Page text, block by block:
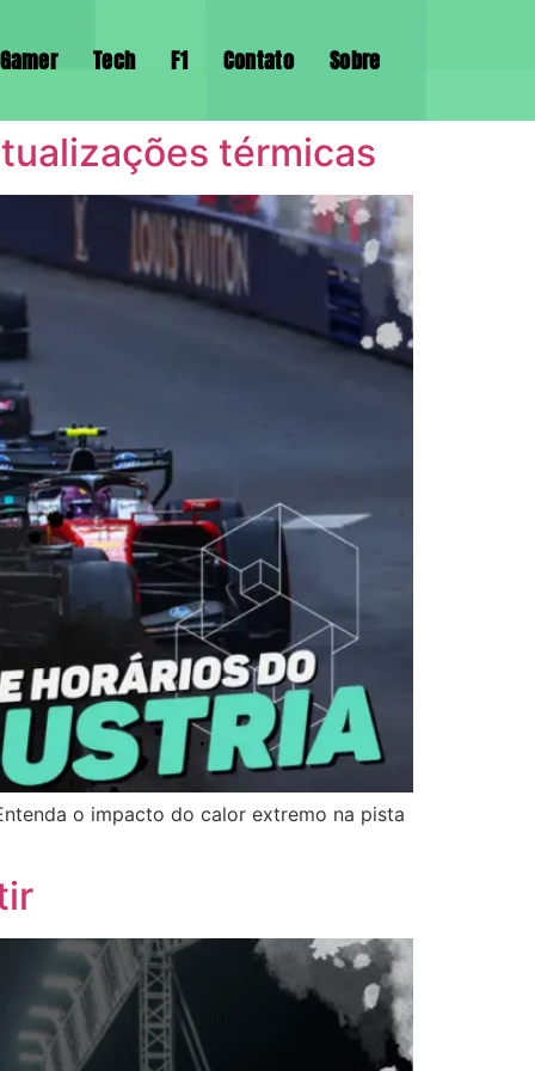
Gamer Tech F1 Contato Sobre
térmicas
o impacto do calor extremo na pista